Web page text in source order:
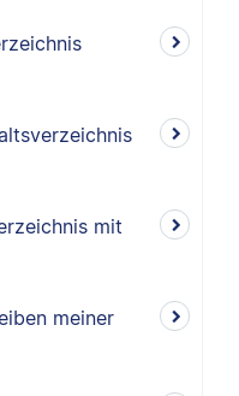
mit
meiner